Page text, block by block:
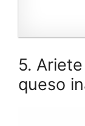
5.
queso